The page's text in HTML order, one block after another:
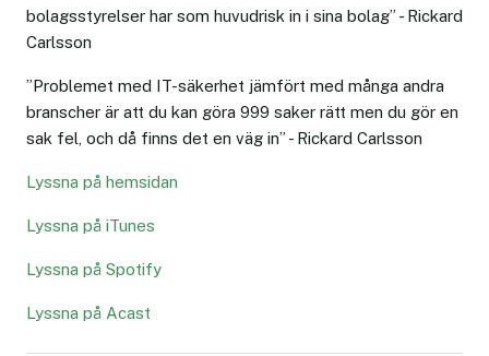
bolagsstyrelser har som huvudrisk in i sina bolag” - Rickard
Carlsson
”Problemet med IT-säkerhet jämfört med många andra
branscher är att du kan göra 999 saker rätt men du gör en
sak fel, och då finns det en väg in” - Rickard Carlsson
Lyssna på hemsidan
Lyssna på iTunes
Lyssna på Spotify
Lyssna på Acast